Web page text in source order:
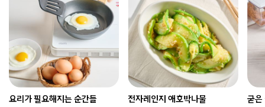
요리가 필요해지는 순간들 전자레인지 애호박나물 굳은